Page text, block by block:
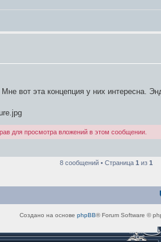
вот эта концепция у них интересна.
для просмотра вложений в этом сообщении.
8 сообщений • Страница 1 из 1
Создано на основе phpBB® Forum Software ©